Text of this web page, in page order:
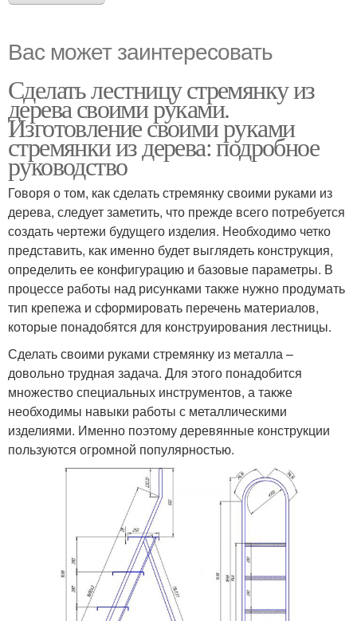
Вас может заинтересовать
Сделать лестницу стремянку из
дерева своими руками.
Изготовление своими руками
стремянки из дерева: подробное
руководство
Говоря о том, как сделать стремянку своими руками из
дерева, следует заметить, что прежде всего потребуется
создать чертежи будущего изделия. Необходимо четко
представить, как именно будет выглядеть конструкция,
определить ее конфигурацию и базовые параметры. В
процессе работы над рисунками также нужно продумать
тип крепежа и сформировать перечень материалов,
которые понадобятся для конструирования лестницы.
Сделать своими руками стремянку из металла –
довольно трудная задача. Для этого понадобится
множество специальных инструментов, а также
необходимы навыки работы с металлическими
изделиями. Именно поэтому деревянные конструкции
пользуются огромной популярностью.